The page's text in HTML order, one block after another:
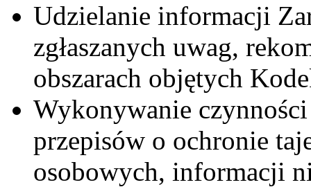
Udzielanie informacji
zgłaszanych uwag,
obszarach objętych
Wykonywanie
przepisów o ochronie
osobowych, informacji